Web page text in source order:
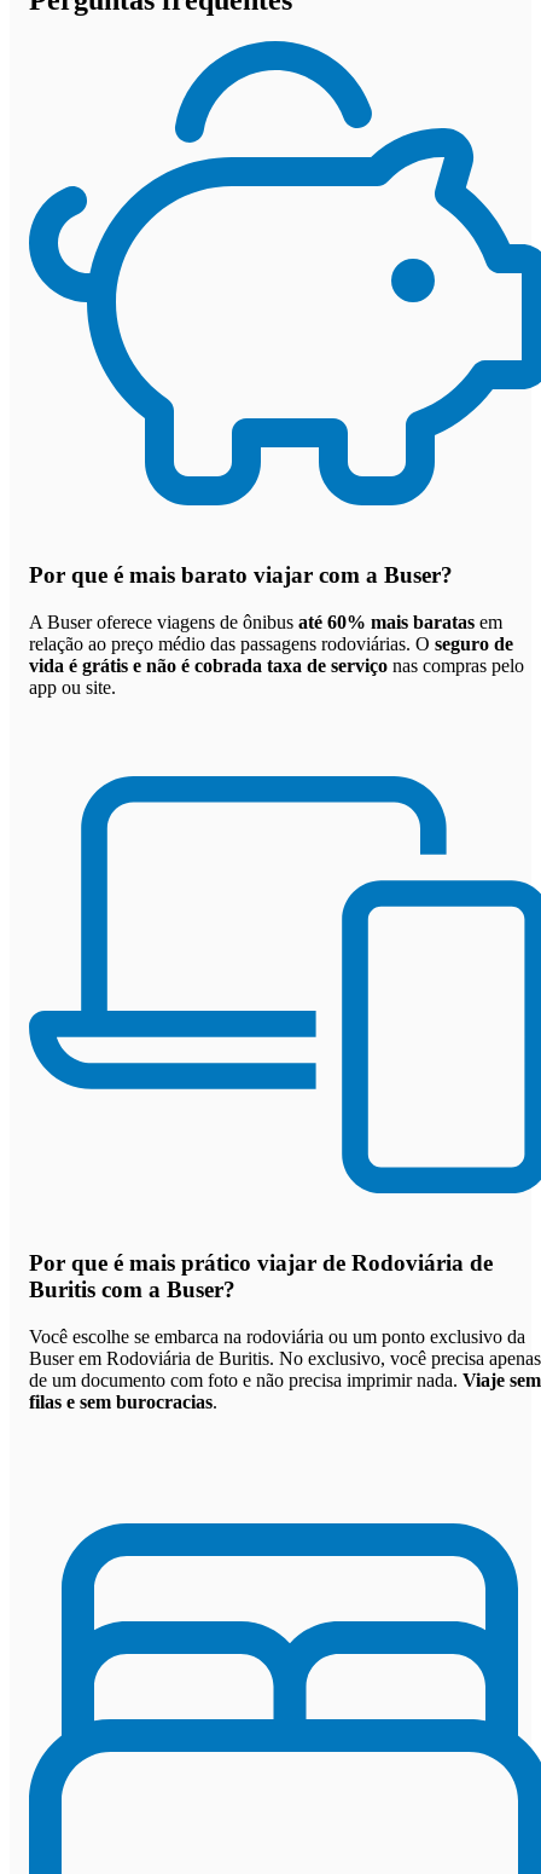
Por que é mais barato viajar com a Buser?
A Buser oferece viagens de ônibus até 60% mais baratas em
relação ao preço médio das passagens rodoviárias. O seguro de
vida é grátis e não é cobrada taxa de serviço nas compras pelo
app ou site.
Por que é mais prático viajar de Rodoviária de
Buritis com a Buser?
Você escolhe se embarca na rodoviária ou um ponto exclusivo da
Buser em Rodoviária de Buritis. No exclusivo, você precisa apenas
de um documento com foto e não precisa imprimir nada. Viaje sem
filas e sem burocracias.